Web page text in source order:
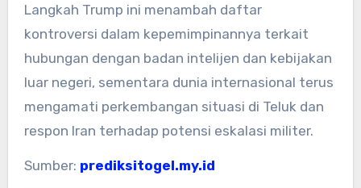
Langkah Trump ini menambah daftar
kontroversi dalam kepemimpinannya terkait
hubungan dengan badan intelijen dan kebijakan
luar negeri, sementara dunia internasional terus
mengamati perkembangan situasi di Teluk dan
respon Iran terhadap potensi eskalasi militer.
Sumber: prediksitogel.my.id